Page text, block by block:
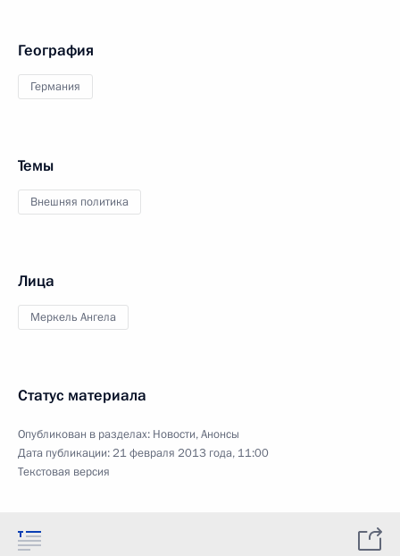
География
Германия
Темы
Внешняя политика
Лица
Меркель Ангела
Статус материала
Опубликован в разделах: Новости,Анонсы
Дата публикации:21 февраля 2013 года, 11:00
Текстовая версия